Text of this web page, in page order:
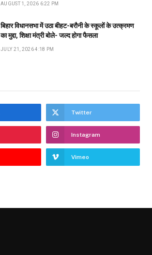
AUGUST 1, 2026 6:22 PM
बिहार विधानसभा में उठा बीहट-बरौनी के स्कूलों के उत्क्रमण
का मुद्दा, शिक्षा मंत्री बोले- जल्द होगा फैसला
JULY 21, 2026 4:18 PM
Twitter
Instagram
Vimeo